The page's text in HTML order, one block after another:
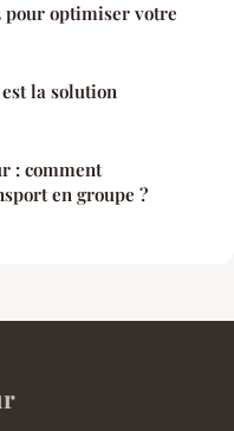
pour optimiser votre
la solution
: comment
en groupe ?